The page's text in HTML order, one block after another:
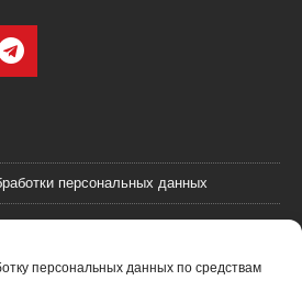
персональных данных по средствам
персональных данных
данных
(оферта)